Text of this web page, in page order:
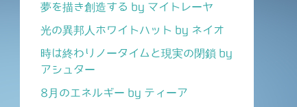
夢を描き創造する by マイトレーヤ
光の異邦人ホワイトハット by ネイオ
時は終わりノータイムと現実の閉鎖 by
アシュター
8月のエネルギー by ティーア